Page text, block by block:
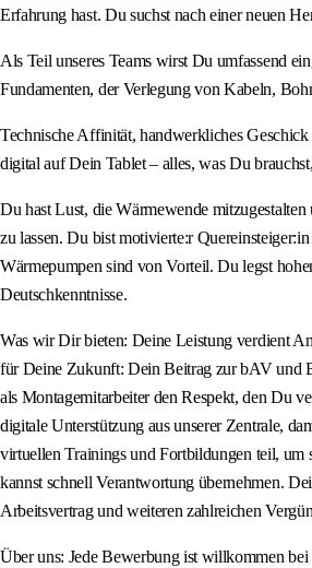
Erfahrung hast. Du suchst nach einer neuen
Als Teil unseres Teams wirst Du umfassend
Fundamenten, der Verlegung von Kabeln,
Technische Affinität, handwerkliches
digital auf Dein Tablet – alles, was Du
Du hast Lust, die Wärmewende
zu lassen. Du bist motivierte:r
Wärmepumpen sind von Vorteil. Du legst
Deutschkenntnisse.
Was wir Dir bieten: Deine Leistung verdient
für Deine Zukunft: Dein Beitrag zur bAV und
als Montagemitarbeiter den Respekt, den Du
digitale Unterstützung aus unserer Zentrale,
virtuellen Trainings und Fortbildungen teil, um
kannst schnell Verantwortung übernehmen.
Arbeitsvertrag und weiteren zahlreichen
Über uns: Jede Bewerbung ist willkommen